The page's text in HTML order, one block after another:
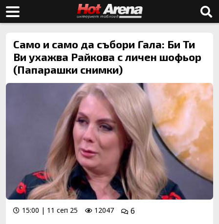
Само и само да събори Гала: Би Ти
Ви ухажва Райкова с личен шофьор
(Папарашки снимки)
15:00 | 11 сеп 25 12047
6